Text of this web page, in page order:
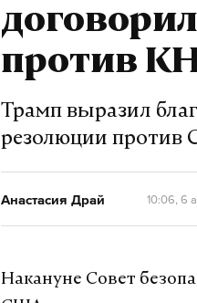
против
Трамп выразил
резолюции против
Анастасия Драй 10:06, 6
Накануне Совет